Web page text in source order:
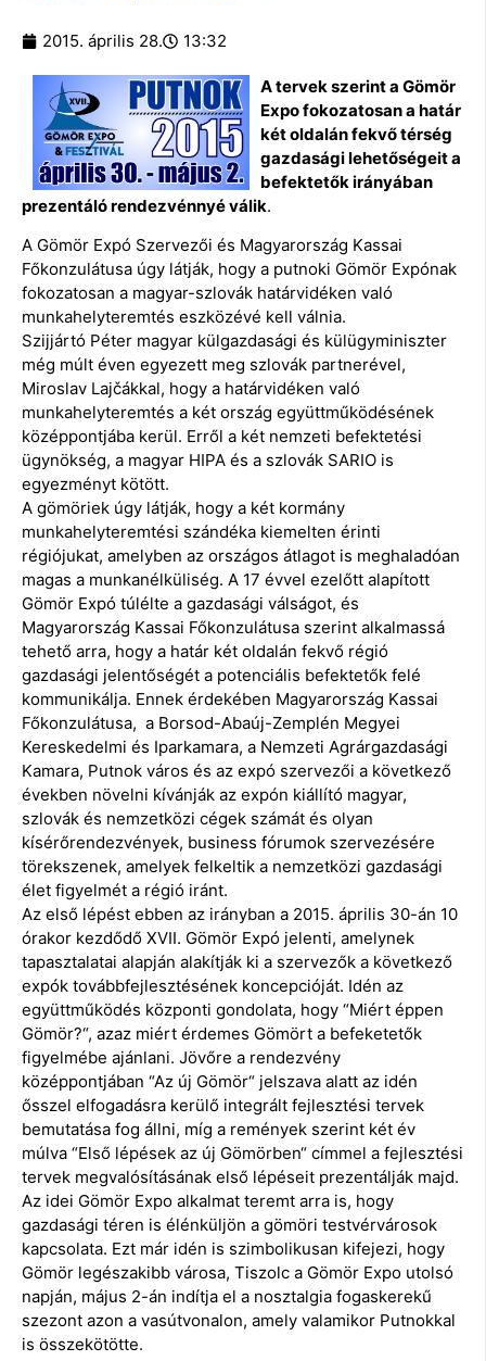
2015. április 28. 13:32
A tervek szerint a Gömör
Expo fokozatosan a határ
két oldalán fekvő térség
gazdasági lehetőségeit a
befektetők irányában
prezentáló rendezvénnyé válik.
A Gömör Expó Szervezői és Magyarország Kassai
Főkonzulátusa úgy látják, hogy a putnoki Gömör Expónak
fokozatosan a magyar-szlovák határvidéken való
munkahelyteremtés eszközévé kell válnia.
Szijjártó Péter magyar külgazdasági és külügyminiszter
még múlt éven egyezett meg szlovák partnerével,
Miroslav Lajčákkal, hogy a határvidéken való
munkahelyteremtés a két ország együttműködésének
középpontjába kerül. Erről a két nemzeti befektetési
ügynökség, a magyar HIPA és a szlovák SARIO is
egyezményt kötött.
A gömöriek úgy látják, hogy a két kormány
munkahelyteremtési szándéka kiemelten érinti
régiójukat, amelyben az országos átlagot is meghaladóan
magas a munkanélküliség. A 17 évvel ezelőtt alapított
Gömör Expó túlélte a gazdasági válságot, és
Magyarország Kassai Főkonzulátusa szerint alkalmassá
tehető arra, hogy a határ két oldalán fekvő régió
gazdasági jelentőségét a potenciális befektetők felé
kommunikálja. Ennek érdekében Magyarország Kassai
Főkonzulátusa, a Borsod-Abaúj-Zemplén Megyei
Kereskedelmi és Iparkamara, a Nemzeti Agrárgazdasági
Kamara, Putnok város és az expó szervezői a következő
években növelni kívánják az expón kiállító magyar,
szlovák és nemzetközi cégek számát és olyan
kísérőrendezvények, business fórumok szervezésére
törekszenek, amelyek felkeltik a nemzetközi gazdasági
élet figyelmét a régió iránt.
Az első lépést ebben az irányban a 2015. április 30-án 10
órakor kezdődő XVII. Gömör Expó jelenti, amelynek
tapasztalatai alapján alakítják ki a szervezők a következő
expók továbbfejlesztésének koncepcióját. Idén az
együttműködés központi gondolata, hogy “Miért éppen
Gömör?“, azaz miért érdemes Gömört a befeketetők
figyelmébe ajánlani. Jövőre a rendezvény
középpontjában “Az új Gömör“ jelszava alatt az idén
ősszel elfogadásra kerülő integrált fejlesztési tervek
bemutatása fog állni, míg a remények szerint két év
múlva “Első lépések az új Gömörben“ címmel a fejlesztési
tervek megvalósításának első lépéseit prezentálják majd.
Az idei Gömör Expo alkalmat teremt arra is, hogy
gazdasági téren is élénküljön a gömöri testvérvárosok
kapcsolata. Ezt már idén is szimbolikusan kifejezi, hogy
Gömör legészakibb városa, Tiszolc a Gömör Expo utolsó
napján, május 2-án indítja el a nosztalgia fogaskerekű
szezont azon a vasútvonalon, amely valamikor Putnokkal
is összekötötte.